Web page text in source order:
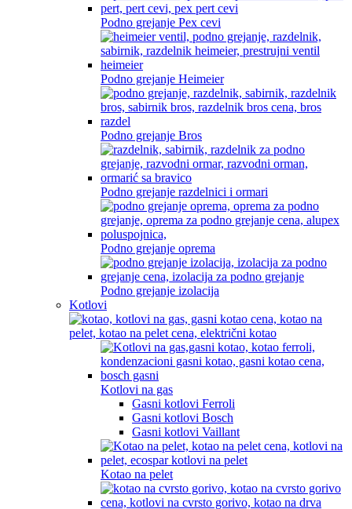
Podno grejanje Pex cevi
Podno grejanje Heimeier
Podno grejanje Bros
Podno grejanje razdelnici i ormari
Podno grejanje oprema
Podno grejanje izolacija
Kotlovi
Kotlovi na gas
Gasni kotlovi Ferroli
Gasni kotlovi Bosch
Gasni kotlovi Vaillant
Kotao na pelet